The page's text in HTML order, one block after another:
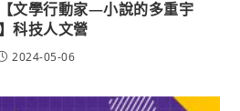
文學行動家—小說的多重宇
科技人文營
2024-05-06